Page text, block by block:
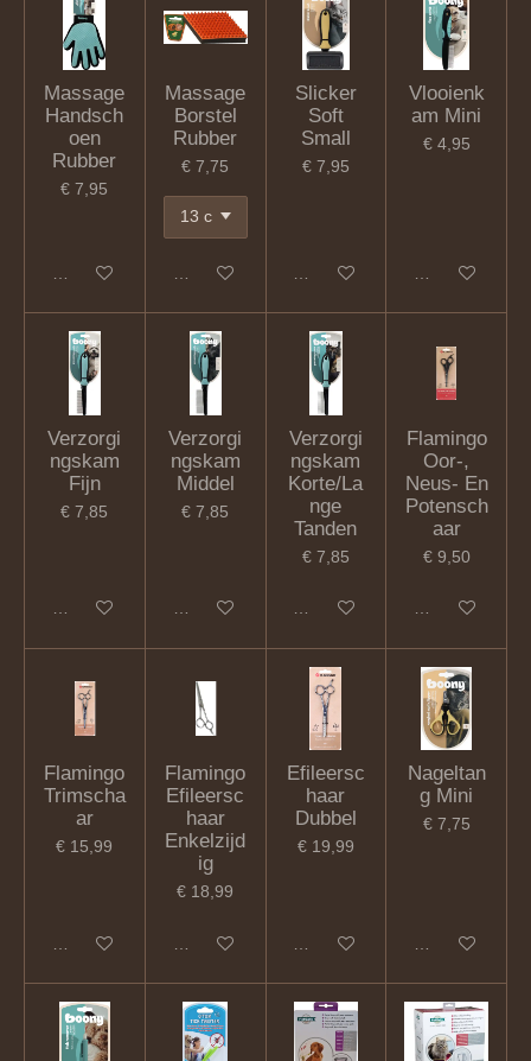
Massage
Handsch
oen
Rubber
€ 7,95
In winkelwagen
Massage
Borstel
Rubber
€ 7,75
In winkelwagen
Slicker
Soft
Small
€ 7,95
In winkelwagen
Vlooienk
am Mini
€ 4,95
In winkelwagen
Verzorgi
ngskam
Fijn
€ 7,85
In winkelwagen
Verzorgi
ngskam
Middel
€ 7,85
In winkelwagen
Verzorgi
ngskam
Korte/La
nge
Tanden
€ 7,85
In winkelwagen
Flamingo
Oor-,
Neus- En
Potensch
aar
€ 9,50
In winkelwagen
Flamingo
Trimscha
ar
€ 15,99
In winkelwagen
Flamingo
Efileersc
haar
Enkelzijd
ig
€ 18,99
In winkelwagen
Efileersc
haar
Dubbel
€ 19,99
In winkelwagen
Nageltan
g Mini
€ 7,75
In winkelwagen